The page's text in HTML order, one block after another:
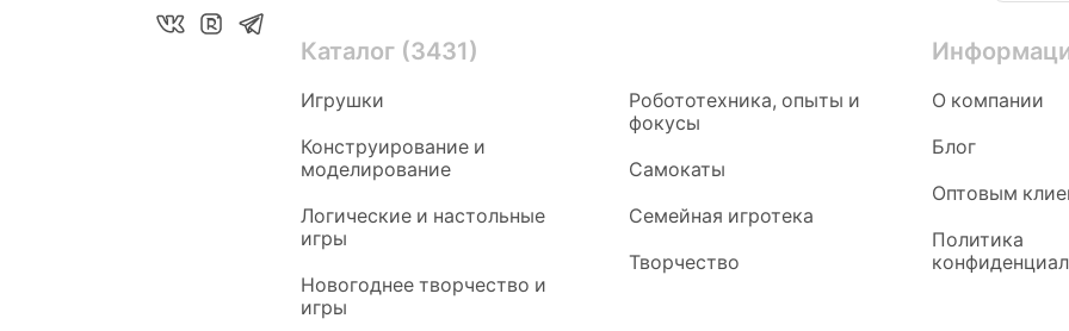
Каталог (3431)
Игрушки
Конструирование и
моделирование
Логические и настольные
игры
Новогоднее творчество и
игры
Робототехника, опыты и
фокусы
Самокаты
Семейная игротека
Творчество
О компании
Блог
Оптовым
Политика